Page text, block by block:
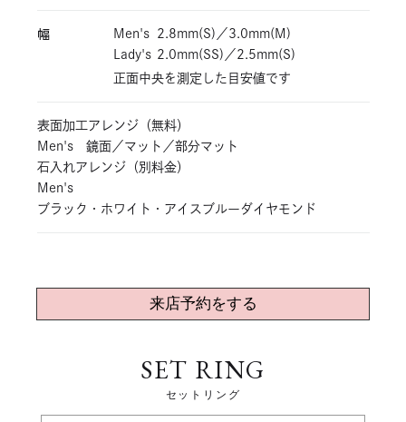
幅 Men's
2.8mm(S)／3.0mm(M)
Lady's 2.0mm(SS)／2.5mm(S)
正面中央を測定した目安値です
表面加工アレンジ（無料）
Men's 鏡面／マット／部分マット
石入れアレンジ（別料金）
Men's
ブラック・ホワイト・アイスブルーダイヤモンド
来店予約をする
SET RING
セットリング